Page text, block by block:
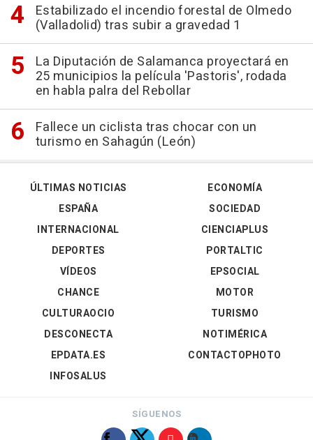
Estabilizado el incendio forestal de Olmedo
(Valladolid) tras subir a gravedad 1
La Diputación de Salamanca proyectará en
25 municipios la película 'Pastoris', rodada
en habla palra del Rebollar
Fallece un ciclista tras chocar con un
turismo en Sahagún (León)
ÚLTIMAS NOTICIAS
ESPAÑA
INTERNACIONAL
DEPORTES
VÍDEOS
ECONOMÍA
SOCIEDAD
CIENCIAPLUS
PORTALTIC
EPSOCIAL
CHANCE
CULTURAOCIO
DESCONECTA
EPDATA.ES
INFOSALUS
MOTOR
TURISMO
NOTIMÉRICA
CONTACTOPHOTO
SÍGUENOS